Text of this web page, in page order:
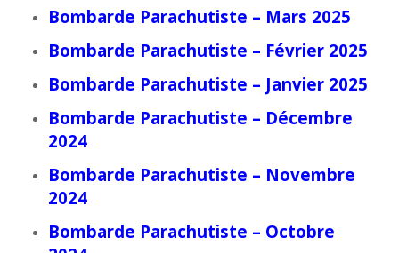
Bombarde Parachutiste – Mars 2025
Bombarde Parachutiste – Février 2025
Bombarde Parachutiste – Janvier 2025
Bombarde Parachutiste – Décembre
2024
Bombarde Parachutiste – Novembre
2024
Bombarde Parachutiste – Octobre